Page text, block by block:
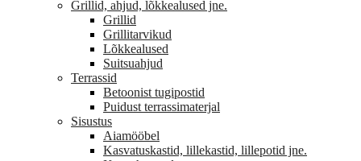
Grillid, ahjud, lõkkealused jne.
Grillid
Grillitarvikud
Lõkkealused
Suitsuahjud
Terrassid
Betoonist tugipostid
Puidust terrassimaterjal
Sisustus
Aiamööbel
Kasvatuskastid, lillekastid, lillepotid jne.